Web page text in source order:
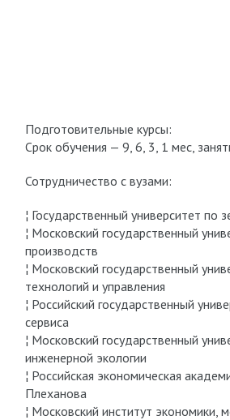
Подготовительные курсы:
Срок обучения — 9, 6, 3, 1 мес,
Сотрудничество с вузами:
¦ Государственный университет по
¦ Московский государственный
производств
¦ Московский государственный
технологий и управления
¦ Российский государственный
сервиса
¦ Московский государственный
инженерной экологии
¦ Российская экономическая
Плеханова
¦ Московский институт экономики,